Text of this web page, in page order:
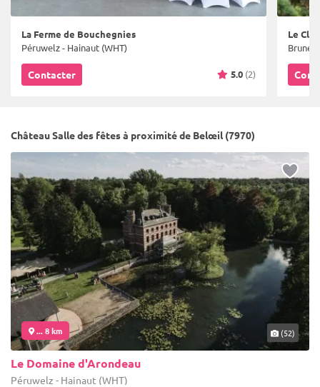
La Ferme de Bouchegnies
Péruwelz - Hainaut (WHT)
Contacter 5.0 (2)
Le
Château Salle des fêtes à proximité de Belœil (7970)
... 8 km (52)
Le Domaine d'Arondeau
Péruwelz - Hainaut (WHT)